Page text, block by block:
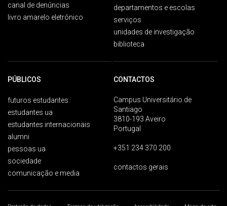
canal de denúncias
livro amarelo eletrónico
departamentos e escolas
serviços
unidades de investigação
biblioteca
PÚBLICOS
futuros estudantes
estudantes ua
estudantes internacionais
alumni
pessoas ua
sociedade
comunicação e media
CONTACTOS
Campus Universitário de
Santiago
3810-193 Aveiro
Portugal
+351 234 370 200
contactos gerais